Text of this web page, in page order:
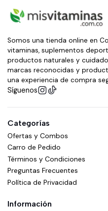
Somos una tienda online en
vitaminas, suplementos
productos naturales y
marcas reconocidas y
una experiencia de compra
Síguenos
Categorías
Ofertas y Combos
Carro de Pedido
Términos y Condiciones
Preguntas Frecuentes
Política de Privacidad
Información